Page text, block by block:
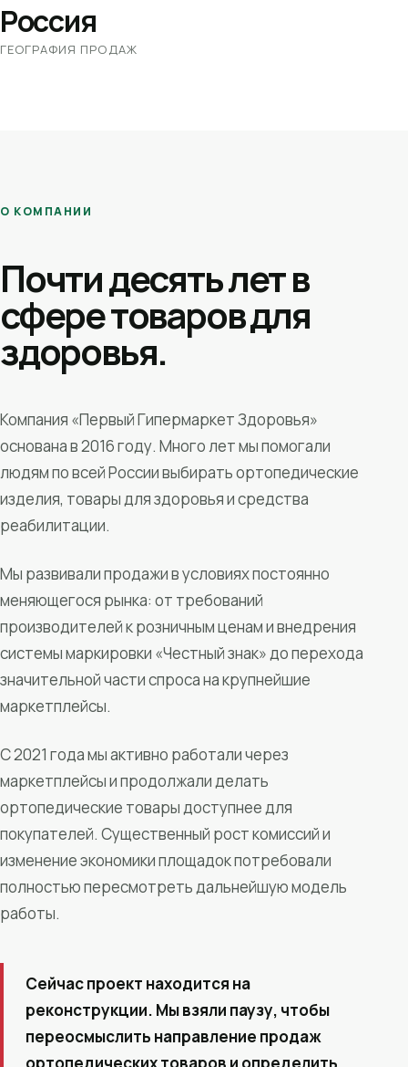
Россия
ГЕОГРАФИЯ ПРОДАЖ
О КОМПАНИИ
Почти десять лет в
сфере товаров для
здоровья.
Компания «Первый Гипермаркет Здоровья»
основана в 2016 году. Много лет мы помогали
людям по всей России выбирать ортопедические
изделия, товары для здоровья и средства
реабилитации.
Мы развивали продажи в условиях постоянно
меняющегося рынка: от требований
производителей к розничным ценам и внедрения
системы маркировки «Честный знак» до перехода
значительной части спроса на крупнейшие
маркетплейсы.
С 2021 года мы активно работали через
маркетплейсы и продолжали делать
ортопедические товары доступнее для
покупателей. Существенный рост комиссий и
изменение экономики площадок потребовали
полностью пересмотреть дальнейшую модель
работы.
Сейчас проект находится на
реконструкции. Мы взяли паузу, чтобы
переосмыслить направление продаж